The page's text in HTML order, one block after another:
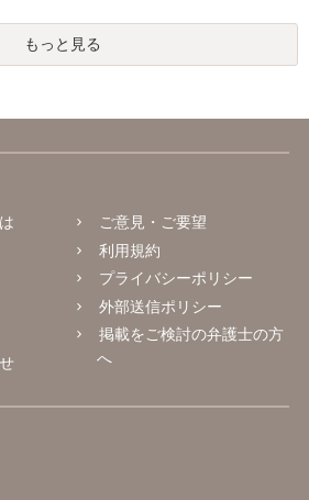
もっと見る
ご意見・ご要望
利用規約
プライバシーポリシー
外部送信ポリシー
掲載をご検討の弁護士の方
へ